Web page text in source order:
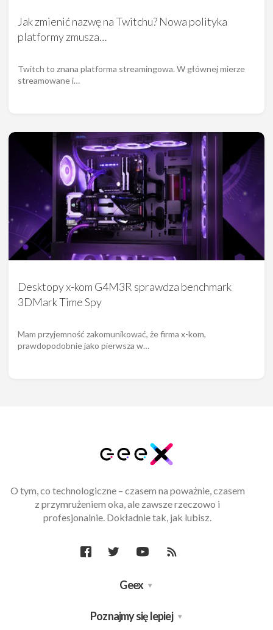
Jak zmienić nazwę na Twitchu? Nowa polityka
platformy zmusza…
Twitch to znana platforma streamingowa. W głównej mierze
streamowane i…
Desktopy x-kom G4M3R sprawdza benchmark
3DMark Time Spy
Mam przyjemność zakomunikować, że firma x-kom,
prawdopodobnie jako pierwsza w…
O tym, co technologiczne – czasem na poważnie, czasem
z przymrużeniem oka, ale zawsze rzeczowo i
profesjonalnie. Dokładnie tak, jak lubisz.
Geex
Poznajmy się lepiej